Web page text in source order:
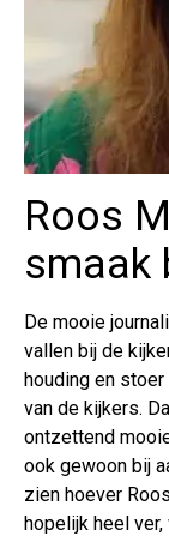
Roos
smaak
De mooie
vallen bij de
houding en
van de kijkers.
ontzettend
ook gewoon bij
zien hoever
hopelijk heel